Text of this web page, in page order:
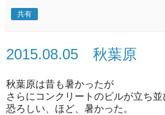
共有
2015.08.05 秋葉原
秋葉原は昔も暑かったが
さらにコンクリートのビルが立ち並
恐ろしい、ほど、暑かった。